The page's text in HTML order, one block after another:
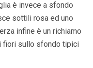
è invece a sfondo
sottili rosa ed uno
infine è un richiamo
fiori sullo sfondo tipici